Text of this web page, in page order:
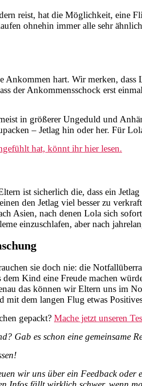
reist, hat die Möglichkeit, eine
ohnehin immer alle sehr
Ankommen hart. Wir merken,
der Ankommensschock erst
in größerer Ungeduld und
– Jetlag hin oder her. Für
hat, könnt ihr hier lesen.
ist sicherlich die, dass ein
den Jetlag viel besser zu
Asien, nach denen Lola sich
einzuschlafen, aber nach
sie doch nie: die
Kind eine Freude machen
das können wir Eltern uns im
mit dem langen Flug etwas
gepackt? Mache jetzt unseren
Gab es schon eine
wir uns über ein Feedback